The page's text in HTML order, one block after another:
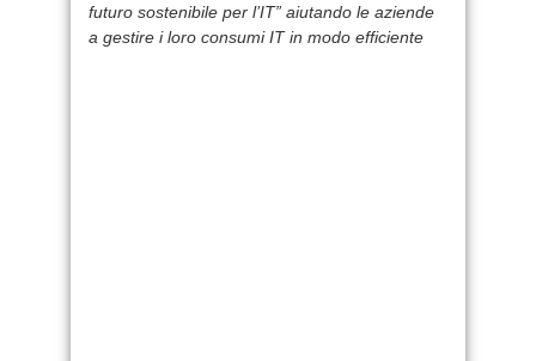
futuro sostenibile per l’IT” aiutando le aziende
a gestire i loro consumi IT in modo efficiente